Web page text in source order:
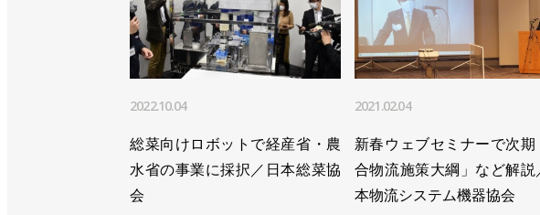
>>７－９月の産ロボ受注額、減少傾向が継続／日本ロボッ
>>生産額8.8％減で11四半期ぶりに前年同期を下回る／日本
>>受注額は過去最高、生産額も初の１兆円超え／日本ロボ
>>生産額は初の１兆円超え。今年は受注減も生産額は増加
>>１－３月の産ロボ受注額は18.9%減少、生産額は0.3％増
2022.10.04
総菜向けロボットで経産省・農
水省の事業に採択／日本総菜協
会
2021.02.04
新春ウェブセミナーで次期
合物流施策大綱」など解説
本物流システム機器協会